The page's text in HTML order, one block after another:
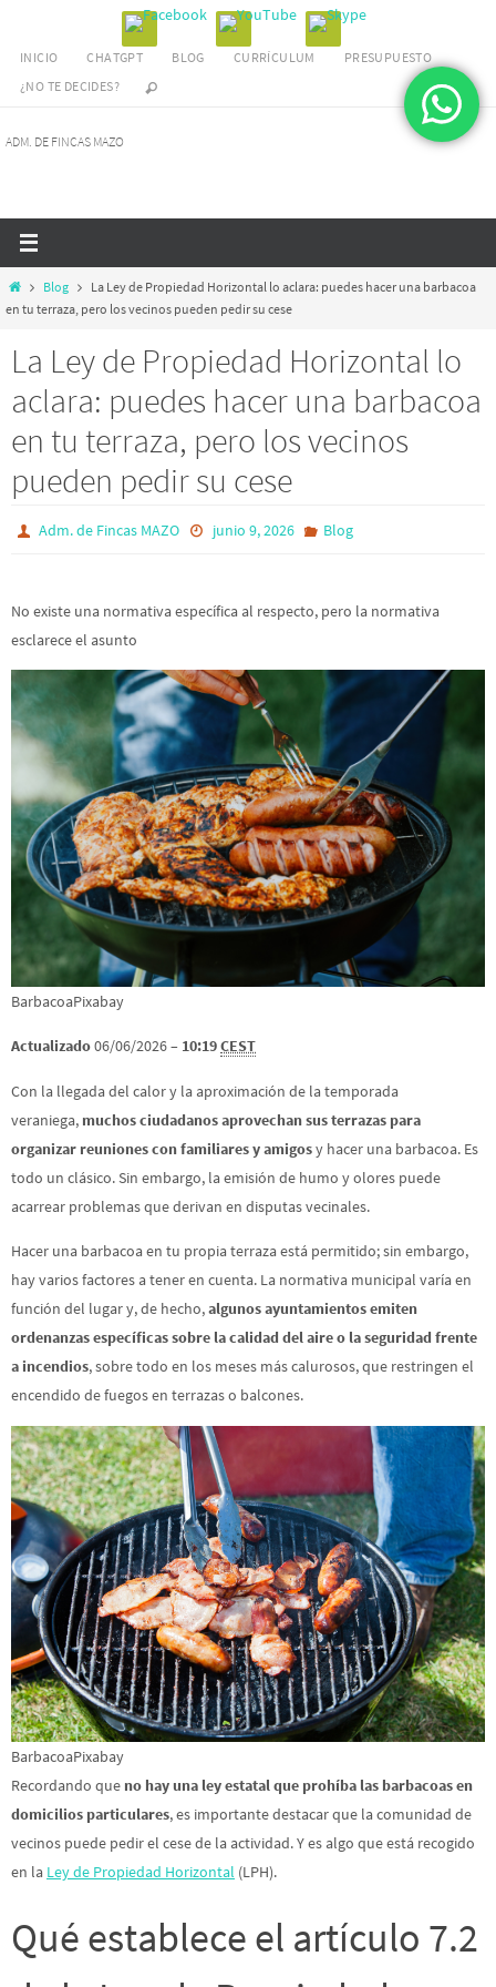
INICIO CHATGPT BLOG CURRÍCULUM
PRESUPUESTO
¿NO TE DECIDES?
ADM. DE FINCAS MAZO
InicioBlog
La Ley de Propiedad Horizontal lo aclara: puedes hacer una barbacoa
en tu terraza, pero los vecinos pueden pedir su cese
La Ley de Propiedad Horizontal lo
aclara: puedes hacer una barbacoa
en tu terraza, pero los vecinos
pueden pedir su cese
Adm. de Fincas MAZO junio 9, 2026 Blog
No existe una normativa específica al respecto, pero la normativa
esclarece el asunto
BarbacoaPixabay
Actualizado06/06/2026 – 10:19CEST
Con la llegada del calor y la aproximación de la temporada
veraniega, muchos ciudadanos aprovechan sus terrazas para
organizar reuniones con familiares y amigosy hacer una barbacoa. Es
todo un clásico. Sin embargo, la emisión de humo y olores puede
acarrear problemas que derivan en disputas vecinales.
Hacer una barbacoa en tu propia terraza está permitido; sin embargo,
hay varios factores a tener en cuenta. La normativa municipal varía en
función del lugar y, de hecho,algunos ayuntamientos emiten
ordenanzas específicas sobre la calidad del aire o la seguridad frente
a incendios, sobre todo en los meses más calurosos, que restringen el
encendido de fuegos en terrazas o balcones.
BarbacoaPixabay
Recordando que no hay una ley estatal que prohíba las barbacoas en
domicilios particulares, es importante destacar que la comunidad de
vecinos puede pedir el cese de la actividad. Y es algo que está recogido
en la Ley de Propiedad Horizontal (LPH).
Qué establece el artículo 7.2